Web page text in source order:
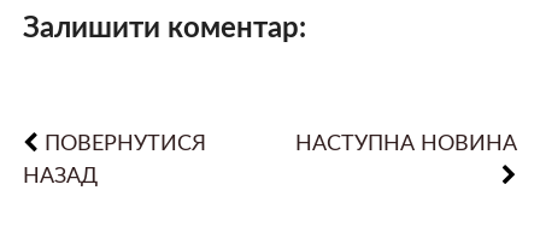
Залишити коментар:
ПОВЕРНУТИСЯ
НАЗАД
НАСТУПНА НОВИНА